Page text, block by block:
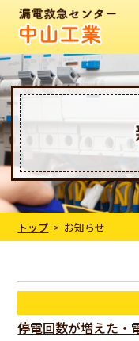
トップ お知らせ